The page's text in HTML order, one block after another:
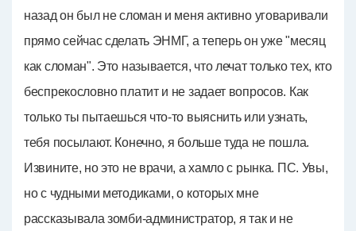
назад он был не сломан и меня активно уговаривали
прямо сейчас сделать ЭНМГ, а теперь он уже "месяц
как сломан". Это называется, что лечат только тех, кто
беспрекословно платит и не задает вопросов. Как
только ты пытаешься что-то выяснить или узнать,
тебя посылают. Конечно, я больше туда не пошла.
Извините, но это не врачи, а хамло с рынка. ПС. Увы,
но с чудными методиками, о которых мне
рассказывала зомби-администратор, я так и не